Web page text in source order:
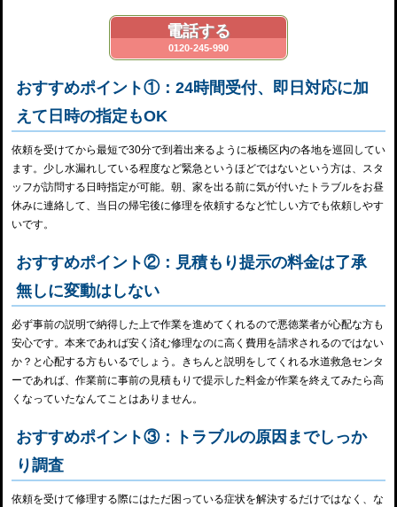
電話する
0120-245-990
おすすめポイント①：24時間受付、即日対応に加
えて日時の指定もOK
依頼を受けてから最短で30分で到着出来るように板橋区内の各地を巡回してい
ます。少し水漏れしている程度など緊急というほどではないという方は、スタ
ッフが訪問する日時指定が可能。朝、家を出る前に気が付いたトラブルをお昼
休みに連絡して、当日の帰宅後に修理を依頼するなど忙しい方でも依頼しやす
いです。
おすすめポイント②：見積もり提示の料金は了承
無しに変動はしない
必ず事前の説明で納得した上で作業を進めてくれるので悪徳業者が心配な方も
安心です。本来であれば安く済む修理なのに高く費用を請求されるのではない
か？と心配する方もいるでしょう。きちんと説明をしてくれる水道救急センタ
ーであれば、作業前に事前の見積もりで提示した料金が作業を終えてみたら高
くなっていたなんてことはありません。
おすすめポイント③：トラブルの原因までしっか
り調査
依頼を受けて修理する際にはただ困っている症状を解決するだけではなく、な